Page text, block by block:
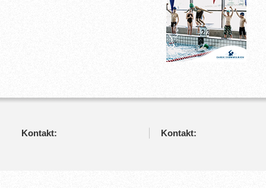
Kontakt: Kontakt: